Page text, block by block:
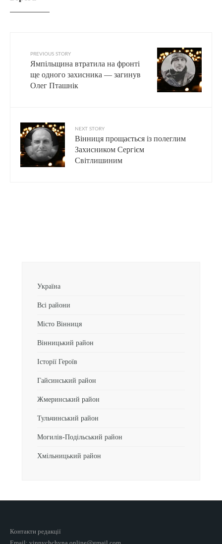
PREVIOUS STORY
Ямпільщина втратила на фронті
ще одного захисника — загинув
Олег Пташнік
NEXT STORY
Вінниця прощається із полеглим
Захисником Сергієм
Світлишиним
Україна
Всі райони
Місто Вінниця
Вінницький район
Історії Героїв
Гайсинський район
Жмеринський район
Тульчинський район
Могилів-Подільський район
Хмільницький район
Контакти редакції